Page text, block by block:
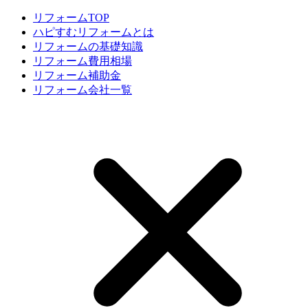
リフォームTOP
ハピすむリフォームとは
リフォームの基礎知識
リフォーム費用相場
リフォーム補助金
リフォーム会社一覧